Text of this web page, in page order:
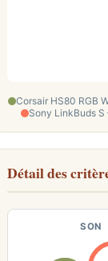
Corsair HS80 RGB
Sony LinkBuds
Détail des
SON